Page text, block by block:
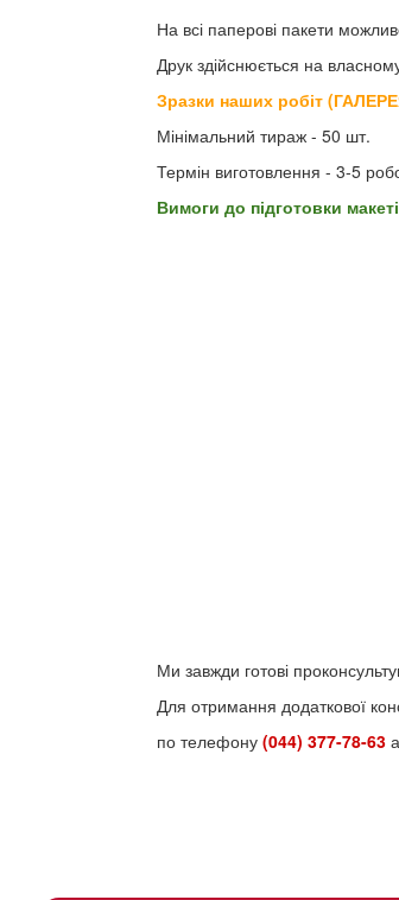
На всі паперові пакети
Друк здійснюється на
Зразки наших робіт
Мінімальний тираж - 50 шт.
Термін виготовлення - 3-5
Вимоги до підготовки
Ми завжди готові
Для отримання додаткової
по телефону (044) 377-78-63